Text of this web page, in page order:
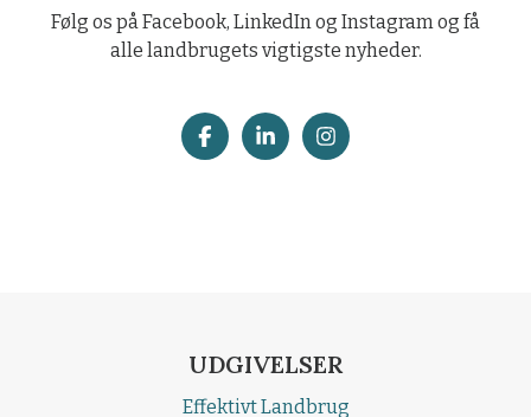
Følg os på Facebook, LinkedIn og Instagram og få
alle landbrugets vigtigste nyheder.
UDGIVELSER
Effektivt Landbrug